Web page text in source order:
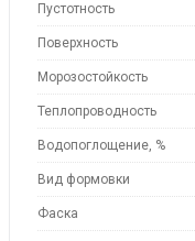
Пустотность
Поверхность
Морозостойкость
Теплопроводность
Водопоглощение, %
Вид формовки
Фаска